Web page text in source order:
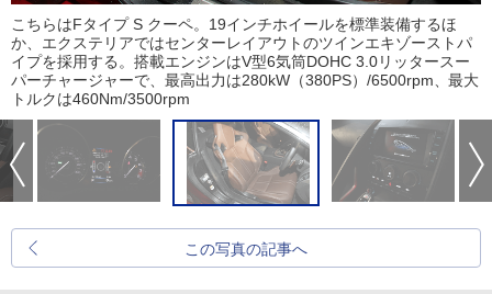
こちらはFタイプ S クーペ。19インチホイールを標準装備するほ
か、エクステリアではセンターレイアウトのツインエキゾーストパ
イプを採用する。搭載エンジンはV型6気筒DOHC 3.0リッタースー
パーチャージャーで、最高出力は280kW（380PS）/6500rpm、最大
トルクは460Nm/3500rpm
この写真の記事へ